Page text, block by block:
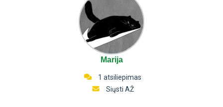
Marija
1 atsiliepimas
Siųsti AŽ